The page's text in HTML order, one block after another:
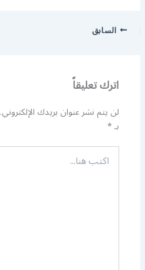
السابق
اترك تعليقاً
لن يتم نشر عنوان بريدك الإلكتروني.
بـ*
اكتب
هنا...